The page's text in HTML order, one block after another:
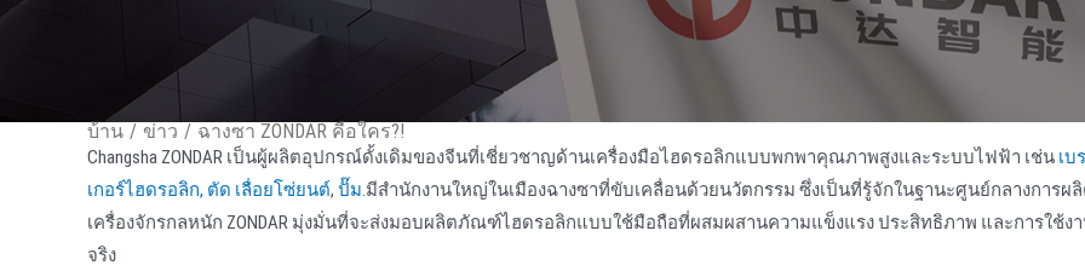
บ้าน / ข่าว / ฉางซา ZONDAR คือใคร?!
Changsha ZONDAR เป็นผู้ผลิตอุปกรณ์ดั้งเดิมของจีนที่เชี่ยวชาญด้านเครื่องมือไฮดรอลิกแบบพกพาคุณภาพสูงและระบบไฟฟ้า เช่น เบ
เกอร์ไฮดรอลิก, ตัด เลื่อยโซ่ยนต์, ปั๊ม.มีสํานักงานใหญ่ในเมืองฉางซาที่ขับเคลื่อนด้วยนวัตกรรม ซึ่งเป็นที่รู้จักในฐานะศูนย์กลางการผ
เครื่องจักรกลหนัก ZONDAR มุ่งมั่นที่จะส่งมอบผลิตภัณฑ์ไฮดรอลิกแบบใช้มือถือที่ผสมผสานความแข็งแรง ประสิทธิภาพ และการใช้ง
จริง